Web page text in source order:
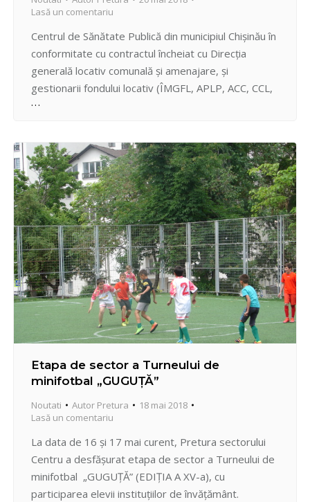
Lasă un comentariu
Centrul de Sănătate Publică din municipiul Chișinău în
conformitate cu contractul încheiat cu Direcția
generală locativ comunală și amenajare, și
gestionarii fondului locativ (ÎMGFL, APLP, ACC, CCL,
Fond departamental) începând cu data de
deratizare a subsolurilor în blocurile locative. De
asemenea, începând cu data de 24 aprilie 2018…
Etapa de sector a Turneului de
minifotbal „GUGUȚĂ”
Noutati Autor Pretura
18 mai 2018
Lasă un comentariu
La data de 16 şi 17 mai curent, Pretura sectorului
Centru a desfăşurat etapa de sector a Turneului de
minifotbal „GUGUȚĂ” (EDIȚIA A XV-a), cu
participarea elevii instituțiilor de învățământ.